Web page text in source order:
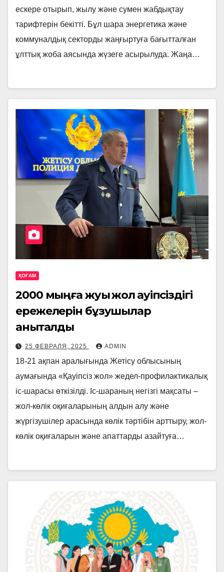
ескере отырып, жылу және сумен жабдықтау
тарифтерін бекітті. Бұл шара энергетика және
коммуналдық секторды жаңғыртуға бағытталған
ұлттық жоба аясында жүзеге асырылуда. Жаңа…
ҚОҒАМ
2000 мыңға жуық жол қауіпсіздігі
ережелерін бұзушылар
анықталды
25 ФЕВРАЛЯ, 2025 ADMIN
18-21 ақпан аралығында Жетісу облысының
аумағында «Қауіпсіз жол» жедел-профилактикалық
іс-шарасы өткізілді. Іс-шараның негізгі мақсаты –
жол-көлік оқиғаларының алдын алу және
жүргізушілер арасында көлік тәртібін арттыру, жол-
көлік оқиғаларын және апаттарды азайтуға…